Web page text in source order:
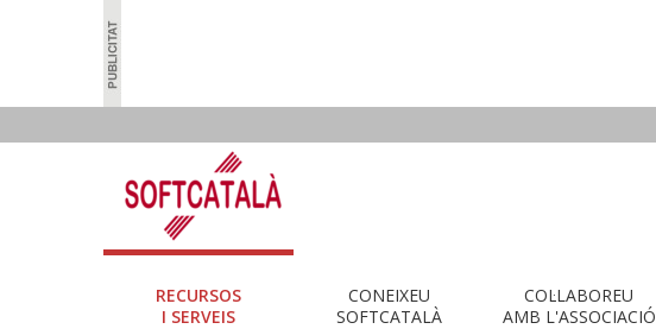
RECURSOS
I SERVEIS
CONEIXEU
SOFTCATALÀ
COL·LABOREU
AMB L'ASSOCIACIÓ